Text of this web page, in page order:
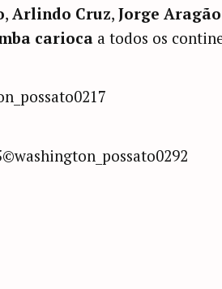
, Arlindo Cruz, Jorge Aragão
cariocaa todos os